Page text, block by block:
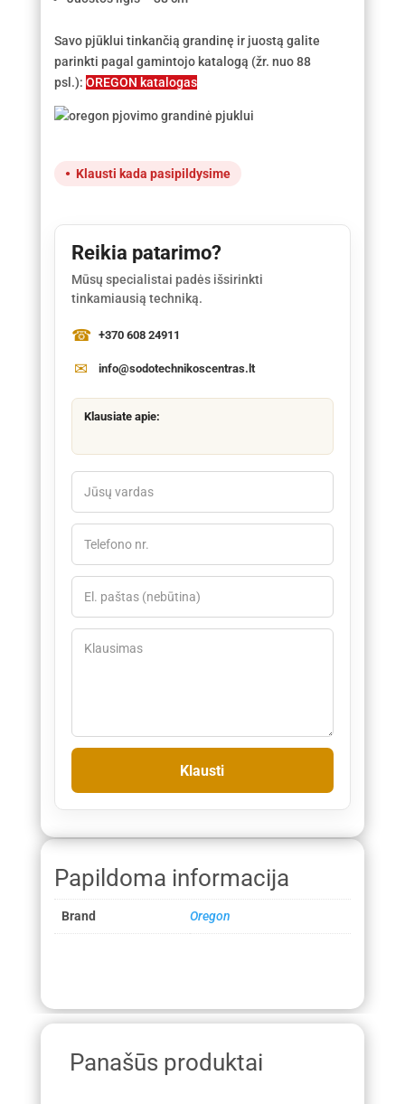
Savo pjūklui tinkančią grandinę ir juostą galite
parinkti pagal gamintojo katalogą (žr. nuo 88
psl.): OREGON katalogas
Klausti kada pasipildysime
Reikia patarimo?
Mūsų specialistai padės išsirinkti
tinkamiausią techniką.
+370 608 24911
info@sodotechnikoscentras.lt
Klausiate apie:
Papildoma informacija
Brand Oregon
Panašūs produktai